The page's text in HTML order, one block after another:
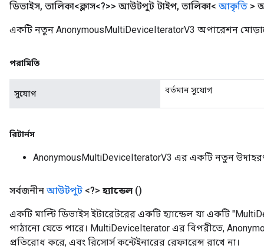
ডিভাইস, তালিকা<ক্লাস<?>> আউটপুট টাইপ, তালিকা< আকৃতি >
একটি নতুন AnonymousMultiDeviceIteratorV3 অপারেশন
পরামিতি
সুযোগ বর্তমান সুযোগ
রিটার্নস
AnonymousMultiDeviceIteratorV3 এর একটি নতুন
সর্বজনীন আউটপুট <?> হ্যান্ডেল ()
একটি মাল্টি ডিভাইস ইটারেটরের একটি হ্যান্ডেল যা একটি
পাঠানো যেতে পারে। MultiDeviceIterator এর বিপরীতে,
প্রতিরোধ করে, এবং রিসোর্স কন্টেইনারের রেফারেন্স রাখে না।